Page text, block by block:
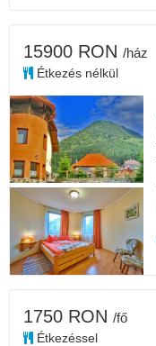
15900 RON /ház
Étkezés nélkül
1750 RON /fő
Étkezéssel